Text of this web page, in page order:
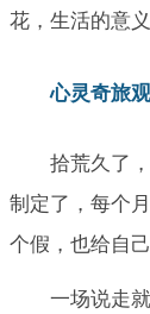
花，生活的意义
心灵奇旅
拾荒久了
制定了，每个
个假，也给自
一场说走